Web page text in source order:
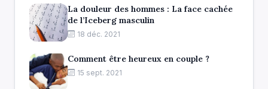
La douleur des hommes : La face cachée
de l’Iceberg masculin
18 déc. 2021
Comment être heureux en couple ?
15 sept. 2021